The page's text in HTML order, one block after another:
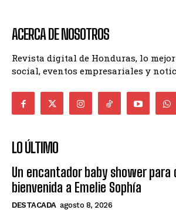
ACERCA DE NOSOTROS
Revista digital de Honduras, lo
social, eventos empresariales y
LO ÚLTIMO
Un encantador baby shower para
bienvenida a Emelie Sophía
DESTACADA agosto 8, 2026